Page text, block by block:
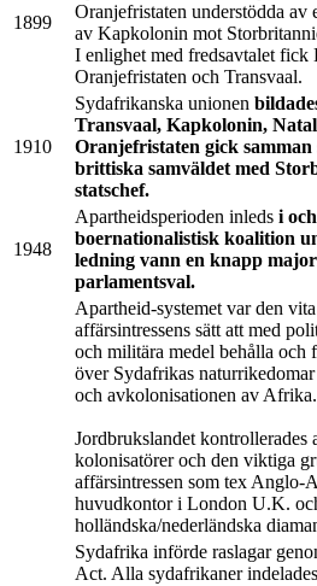
1899
Oranjefristaten understödda av
av Kapkolonin mot
I enlighet med fredsavtalet fick
Oranjefristaten och Transvaal.
1910
Sydafrikanska unionen
Transvaal, Kapkolonin,
Oranjefristaten gick samman
brittiska samväldet med
statschef.
1948
Apartheidsperioden inleds i
boernationalistisk koalition
ledning vann en knapp
parlamentsval.
Apartheid-systemet var den
affärsintressens sätt att med
och militära medel behålla och
över Sydafrikas
och avkolonisationen av Afrika.
Jordbrukslandet
kolonisatörer och den viktiga
affärsintressen som tex Anglo-
huvudkontor i London U.K.
holländska/nederländska
Sydafrika införde raslagar
Act. Alla sydafrikaner